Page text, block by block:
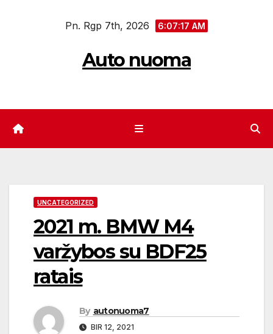
Pn. Rgp 7th, 2026 6:07:18 AM
Auto nuoma
UNCATEGORIZED
2021 m. BMW M4
varžybos su BDF25
ratais
By autonuoma7
BIR 12, 2021